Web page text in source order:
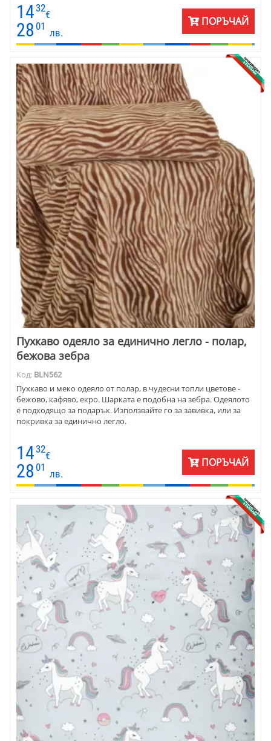
14 32
€
28 01
лв.
ПОРЪЧАЙ
Пухкаво одеяло за единично легло - полар,
бежова зебра
Код: BLN562
Пухкаво и меко одеяло от полар, в чудесни топли цветове -
бежово, кафяво, екро. Шарката е подобна на зебра. Одеялото
е подходящо за подарък. Използвайте го за завивка, или за
покривка за единично легло.
14 32
€
28 01
лв.
ПОРЪЧАЙ